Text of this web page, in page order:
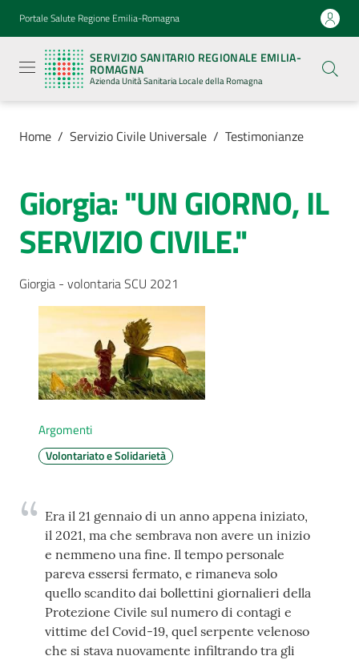
Vai al contenuto
Vai alla navigazione
Vai al footer
Portale Salute Regione Emilia-Romagna
SERVIZIO SANITARIO REGIONALE EMILIA-
ROMAGNA
Azienda Unità Sanitaria Locale della Romagna
Sanitario
Regionale
Emilia-
Romagna
Azienda
Sanitaria
Locale della
Menu selezionato
Luoghi
AUSL
Carta
Servizi
Dedicato
Home / Servizio Civile Universale / Testimonianze
Giorgia: "UN GIORNO, IL
SERVIZIO CIVILE."
Giorgia - volontaria SCU 2021
Argomenti
Volontariato e Solidarietà
Era il 21 gennaio di un anno appena iniziato,
il 2021, ma che sembrava non avere un inizio
e nemmeno una fine. Il tempo personale
pareva essersi fermato, e rimaneva solo
quello scandito dai bollettini giornalieri della
Protezione Civile sul numero di contagi e
vittime del Covid-19, quel serpente velenoso
che si stava nuovamente infiltrando tra gli